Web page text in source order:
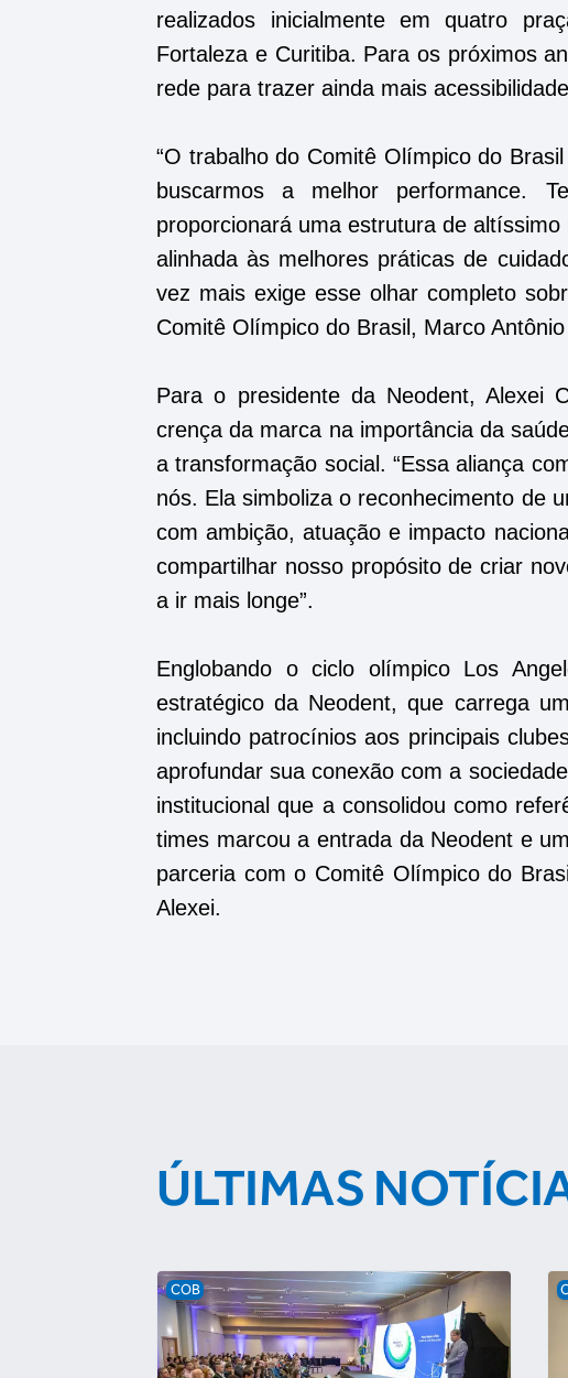
realizados inicialmente em quatro
Fortaleza e Curitiba. Para os próximos
rede para trazer ainda mais
“O trabalho do Comitê Olímpico do
buscarmos a melhor performance.
proporcionará uma estrutura de
alinhada às melhores práticas de
vez mais exige esse olhar completo
Comitê Olímpico do Brasil, Marco
Para o presidente da Neodent, Alexei
crença da marca na importância da
a transformação social. “Essa aliança
nós. Ela simboliza o reconhecimento de
com ambição, atuação e impacto
compartilhar nosso propósito de criar
a ir mais longe”.
Englobando o ciclo olímpico Los
estratégico da Neodent, que carrega
incluindo patrocínios aos principais
aprofundar sua conexão com a
institucional que a consolidou como
times marcou a entrada da Neodent e
parceria com o Comitê Olímpico do
Alexei.
ÚLTIMAS
COB